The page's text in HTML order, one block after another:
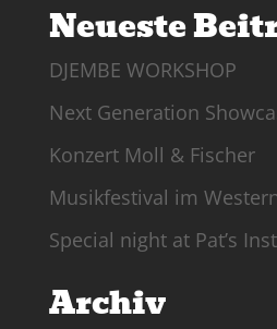
Neueste
DJEMBE WORKSHOP
Next Generation
Konzert Moll & Fischer
Musikfestival im
Special night at Pat’s
Archiv